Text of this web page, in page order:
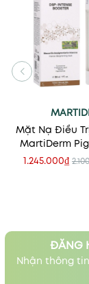
Mặt Nạ Điều
MartiDerm
DSP -
1.245.000₫
ĐĂNG
Nhận thông